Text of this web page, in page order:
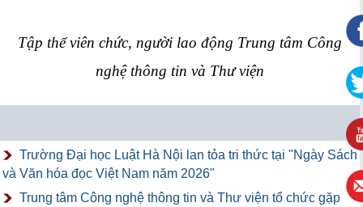
Tập thể viên chức, người lao động Trung tâm Công
nghệ thông tin và Thư viện
Trường Đại học Luật Hà Nội lan tỏa tri thức tại "Ngày Sách
và Văn hóa đọc Việt Nam năm 2026"
Trung tâm Công nghệ thông tin và Thư viện tổ chức gặp